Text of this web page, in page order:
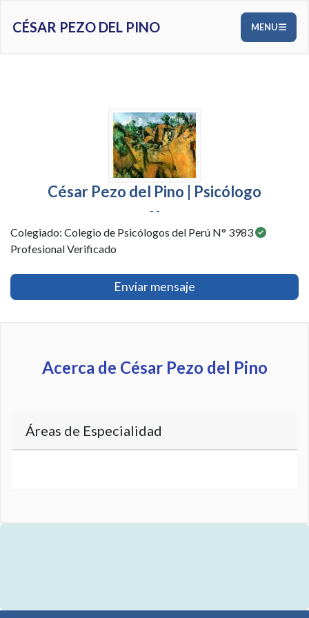
CÉSAR PEZO DEL PINO MENU
César Pezo del Pino | Psicólogo
- -
Colegiado: Colegio de Psicólogos del Perú N° 3983
Profesional Verificado
Enviar mensaje
Acerca de César Pezo del Pino
Áreas de Especialidad